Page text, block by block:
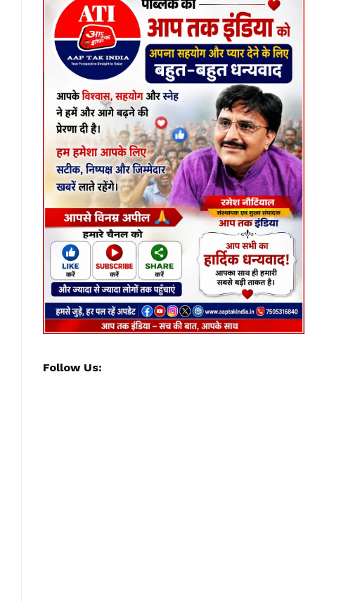
Follow Us: